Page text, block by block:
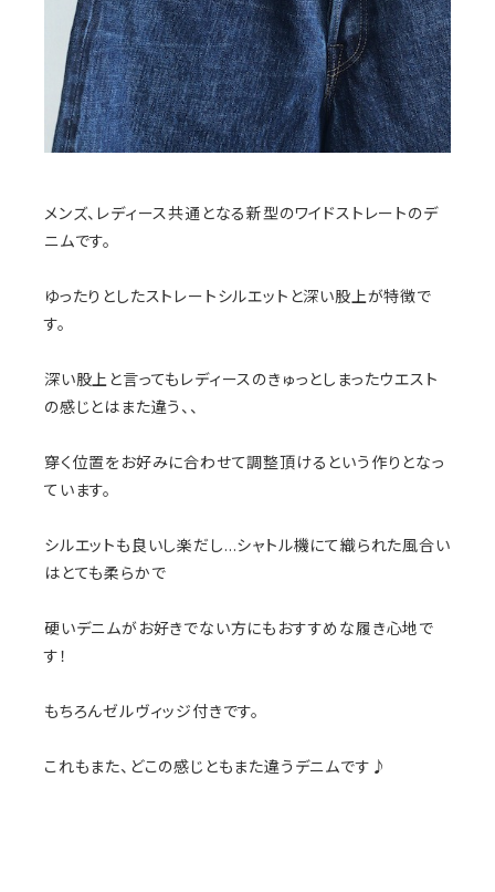
メンズ、レディース共通となる新型のワイドストレートのデ
ニムです。
ゆったりとしたストレートシルエットと深い股上が特徴で
す。
深い股上と言ってもレディースのきゅっとしまったウエスト
の感じとはまた違う、、
穿く位置をお好みに合わせて調整頂けるという作りとなっ
ています。
シルエットも良いし楽だし…シャトル機にて織られた風合い
はとても柔らかで
硬いデニムがお好きでない方にもおすすめな履き心地で
す！
もちろんゼルヴィッジ付きです。
これもまた、どこの感じともまた違うデニムです♪